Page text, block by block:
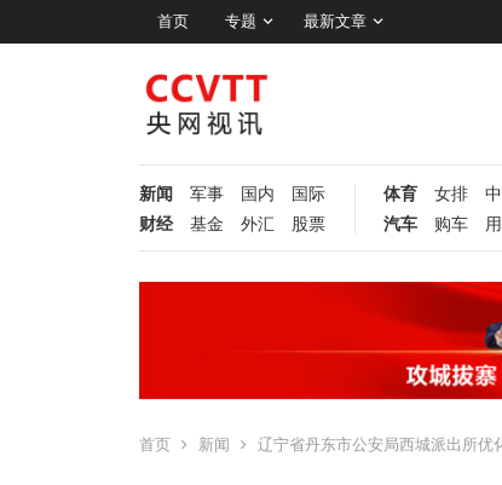
首页 专题 最新文章
新闻 军事 国内
国际
财经
基金 外汇 股票
体育 女排
汽车
购车
首页 新闻 辽宁省丹东市公安局西城派出所优